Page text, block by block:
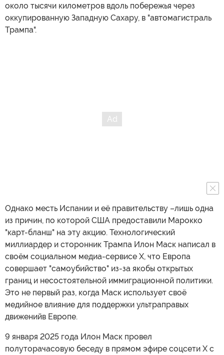
около тысячи километров вдоль побережья через
оккупированную Западную Сахару, в "автомагистраль
Трампа".
Однако месть Испании и её правительству –лишь одна
из причин, по которой США предоставили Марокко
"карт-бланш" на эту акцию. Технологический
миллиардер и сторонник Трампа Илон Маск написал в
своём социальном медиа-сервисе X, что Европа
совершает "самоубийство" из-за якобы открытых
границ и несостоятельной иммиграционной политики.
Это не первый раз, когда Маск использует своё
медийное влияние для поддержки ультраправых
движенийв Европе.
9 января 2025 года Илон Маск провел
полуторачасовую беседу в прямом эфире соцсети X с